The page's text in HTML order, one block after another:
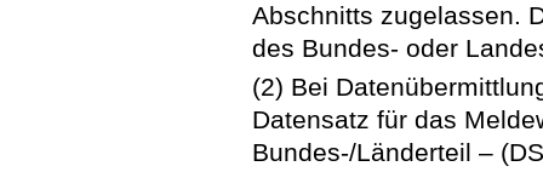
Abschnitts zugelassen.
des Bundes- oder
(2) Bei
Datensatz für das
Bundes-/Länderteil –